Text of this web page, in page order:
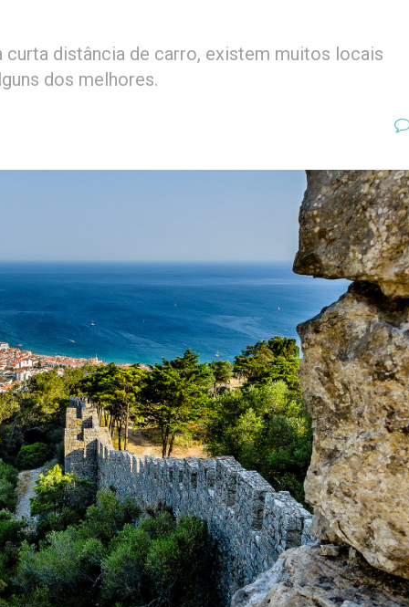
curta distância de carro, existem muitos locais
dos melhores.